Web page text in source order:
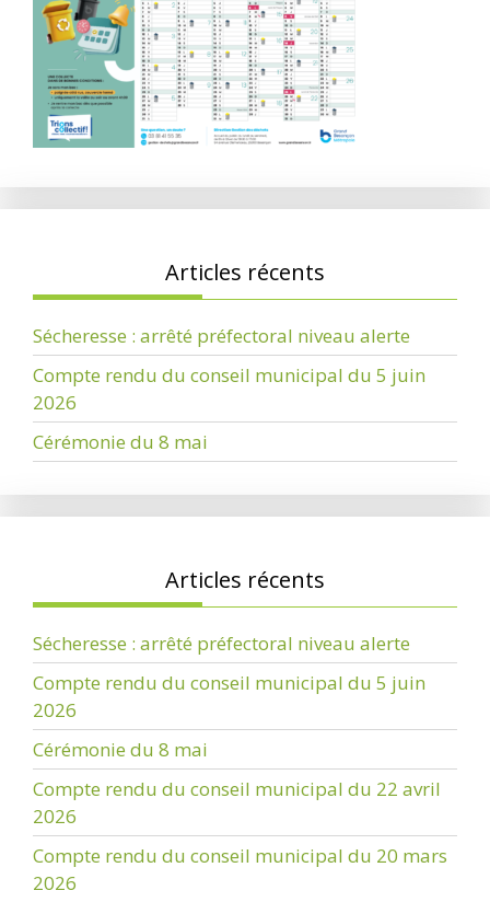
Articles récents
Sécheresse : arrêté préfectoral niveau alerte
Compte rendu du conseil municipal du 5 juin
2026
Cérémonie du 8 mai
Articles récents
Sécheresse : arrêté préfectoral niveau alerte
Compte rendu du conseil municipal du 5 juin
2026
Cérémonie du 8 mai
Compte rendu du conseil municipal du 22 avril
2026
Compte rendu du conseil municipal du 20 mars
2026